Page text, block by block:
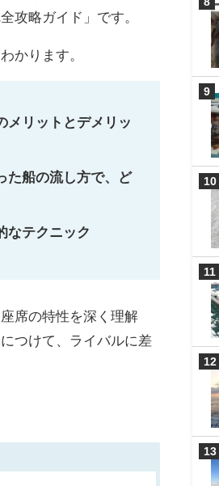
攻略ガイド」です。
かります。
メリットとデメリッ
た船の流し方で、ど
なテクニック
席の特性を深く理解
つけて、ライバルに差